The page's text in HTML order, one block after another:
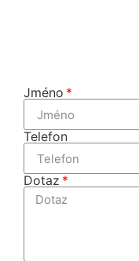
Jméno
Telefon
Dotaz